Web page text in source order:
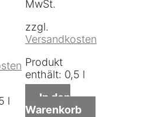
l
MwSt.
zzgl.
Versandkosten
Produkt
enthält: 0,5 l
In den
Warenkorb